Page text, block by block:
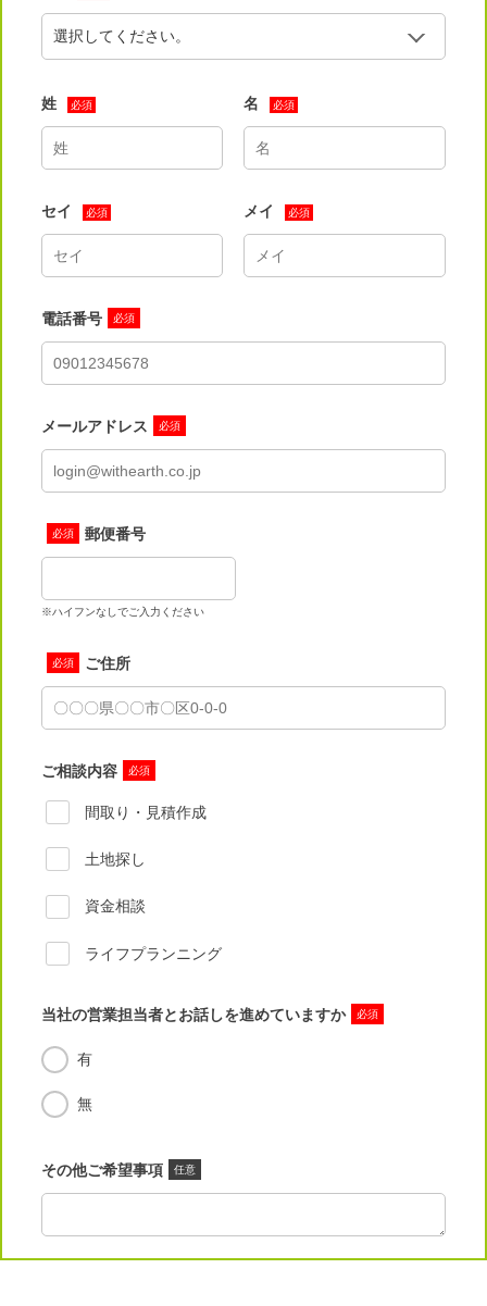
姓 必須 名 必須
セイ 必須 メイ 必須
電話番号 必須
メールアドレス 必須
必須 郵便番号
※ハイフンなしでご入力ください
必須 ご住所
ご相談内容 必須
間取り・見積作成
土地探し
資金相談
ライフプランニング
当社の営業担当者とお話しを進めていますか 必須
有
無
その他ご希望事項 任意